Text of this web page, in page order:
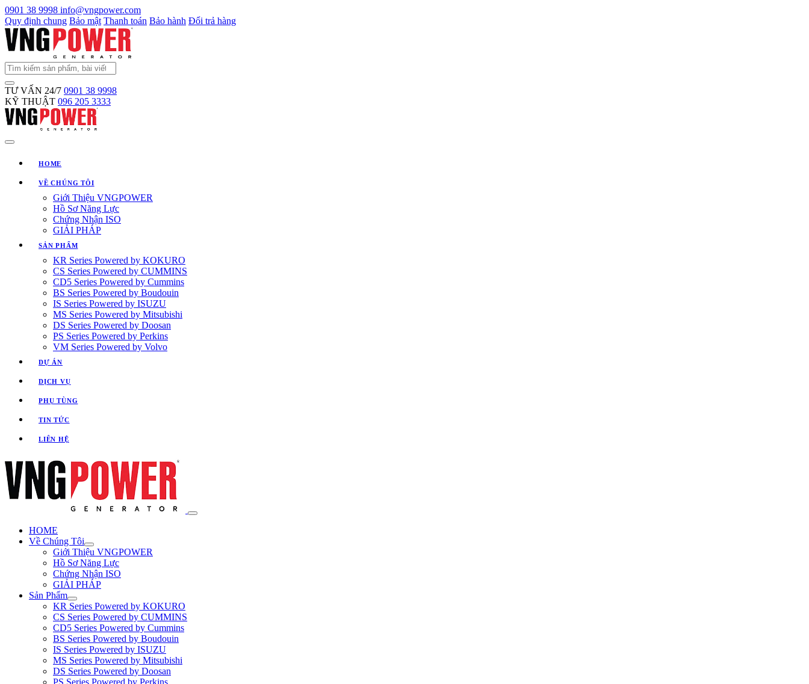
0901 38 9998 info@vngpower.com
Quy định chung Bảo mật Thanh toán Bảo hành Đổi trả hàng
TƯ VẤN 24/7 0901 38 9998
KỸ THUẬT 096 205 3333
HOME
VỀ CHÚNG TÔI
Giới Thiệu VNGPOWER
Hồ Sơ Năng Lực
Chứng Nhận ISO
GIẢI PHÁP
SẢN PHẨM
KR Series Powered by KOKURO
CS Series Powered by CUMMINS
CD5 Series Powered by Cummins
BS Series Powered by Boudouin
IS Series Powered by ISUZU
MS Series Powered by Mitsubishi
DS Series Powered by Doosan
PS Series Powered by Perkins
VM Series Powered by Volvo
DỰ ÁN
DỊCH VỤ
PHỤ TÙNG
TIN TỨC
LIÊN HỆ
HOME
Về Chúng Tôi
Giới Thiệu VNGPOWER
Hồ Sơ Năng Lực
Chứng Nhận ISO
GIẢI PHÁP
Sản Phẩm
KR Series Powered by KOKURO
CS Series Powered by CUMMINS
CD5 Series Powered by Cummins
BS Series Powered by Boudouin
IS Series Powered by ISUZU
MS Series Powered by Mitsubishi
DS Series Powered by Doosan
PS Series Powered by Perkins